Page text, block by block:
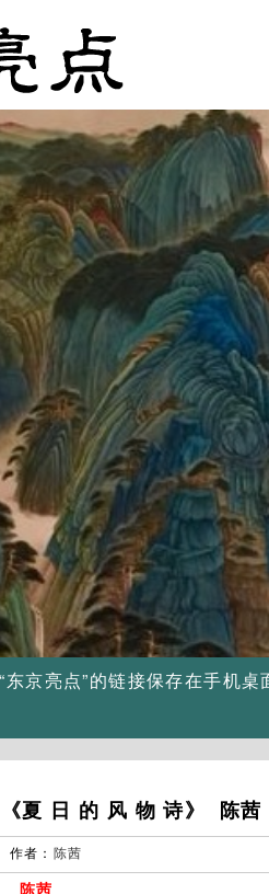
京亮点”的链接保存在手机
《夏 日 的 风 物 诗》 陈茜
作者： 陈茜
陈茜